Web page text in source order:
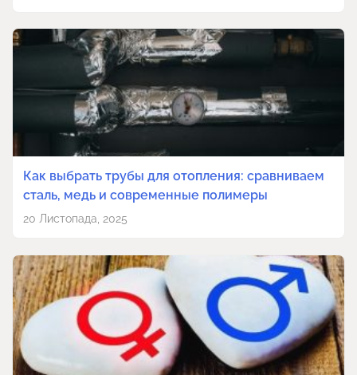
Как выбрать трубы для отопления: сравниваем
сталь, медь и современные полимеры
20 Листопада, 2025